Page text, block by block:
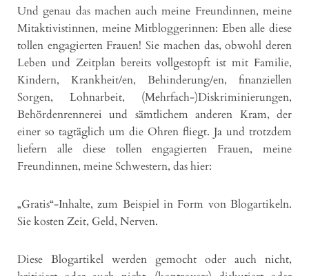
Und genau das machen auch meine Freundinnen, meine
Mitaktivistinnen, meine Mitbloggerinnen: Eben alle diese
tollen engagierten Frauen! Sie machen das, obwohl deren
Leben und Zeitplan bereits vollgestopft ist mit Familie,
Kindern, Krankheit/en, Behinderung/en, finanziellen
Sorgen, Lohnarbeit, (Mehrfach-)Diskriminierungen,
Behördenrennerei und sämtlichem anderen Kram, der
einer so tagtäglich um die Ohren fliegt. Ja und trotzdem
liefern alle diese tollen engagierten Frauen, meine
Freundinnen, meine Schwestern, das hier:
„Gratis“-Inhalte, zum Beispiel in Form von Blogartikeln.
Sie kosten Zeit, Geld, Nerven.
Diese Blogartikel werden gemocht oder auch nicht,